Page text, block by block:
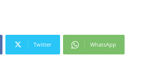
Twitter WhatsApp